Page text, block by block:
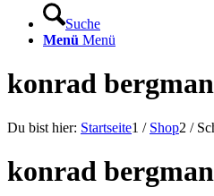
Suche
Menü Menü
konrad
Du bist hier: Startseite1 / Shop2 /
konrad